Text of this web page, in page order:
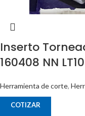
Inserto
160408 NN LT10
Herramienta de corte,
COTIZAR